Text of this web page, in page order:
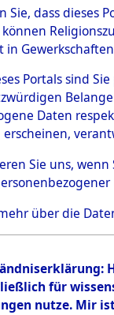
Sie, dass dieses
in
Portals sind
Daten
Sie uns,
über die
für
nutze. Mir